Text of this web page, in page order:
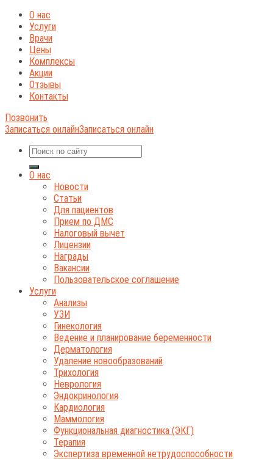
О нас
Услуги
Врачи
Цены
Комплексы
Акции
Отзывы
Контакты
Позвонить
Записаться онлайнЗаписаться онлайн
О нас
Новости
Статьи
Для пациентов
Прием по ДМС
Налоговый вычет
Лицензии
Награды
Вакансии
Пользовательское соглашение
Услуги
Анализы
УЗИ
Гинекология
Ведение и планирование беременности
Дерматология
Удаление новообразований
Трихология
Неврология
Эндокринология
Кардиология
Маммология
Функциональная диагностика (ЭКГ)
Терапия
Экспертиза временной нетрудоспособности